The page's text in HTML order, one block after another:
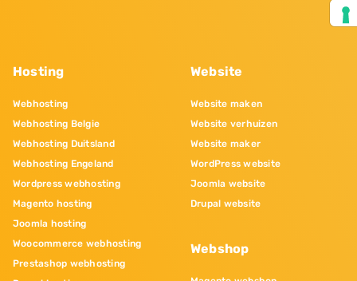
Hosting
Webhosting
Webhosting Belgie
Webhosting Duitsland
Webhosting Engeland
Wordpress webhosting
Magento hosting
Joomla hosting
Woocommerce webhosting
Prestashop webhosting
Website
Website maken
Website verhuizen
Website maker
WordPress website
Joomla website
Drupal website
Webshop